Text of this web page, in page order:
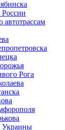
Рога
Украины